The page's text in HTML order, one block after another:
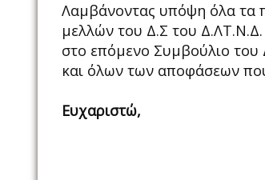
Λαμβάνοντας υπόψη όλα τα
μελλών του Δ.Σ του Δ.ΛΤ.Ν.Δ.
στο επόμενο Συμβούλιο
και όλων των αποφάσεων
Ευχαριστώ,